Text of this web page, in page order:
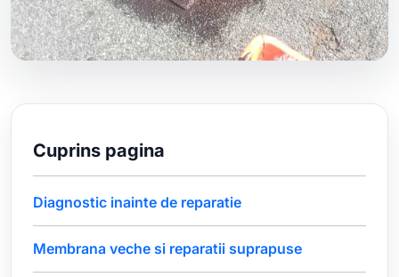
Cuprins pagina
Diagnostic inainte de reparatie
Membrana veche si reparatii suprapuse